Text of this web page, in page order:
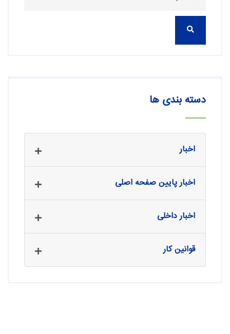
دسته بندی ها
اخبار
اخبار پایین صفحه اصلی
اخبار داخلی
قوانین کار